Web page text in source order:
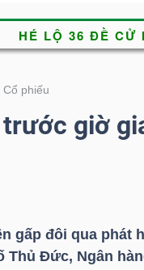
Cổ phiếu
giờ
gấp đôi qua phát
Thủ Đức, Ngân